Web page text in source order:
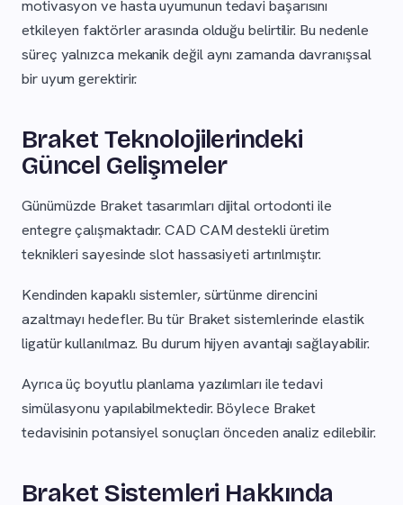
motivasyon ve hasta uyumunun tedavi başarısını
etkileyen faktörler arasında olduğu belirtilir. Bu nedenle
süreç yalnızca mekanik değil aynı zamanda davranışsal
bir uyum gerektirir.
Braket Teknolojilerindeki
Güncel Gelişmeler
Günümüzde Braket tasarımları dijital ortodonti ile
entegre çalışmaktadır. CAD CAM destekli üretim
teknikleri sayesinde slot hassasiyeti artırılmıştır.
Kendinden kapaklı sistemler, sürtünme direncini
azaltmayı hedefler. Bu tür Braket sistemlerinde elastik
ligatür kullanılmaz. Bu durum hijyen avantajı sağlayabilir.
Ayrıca üç boyutlu planlama yazılımları ile tedavi
simülasyonu yapılabilmektedir. Böylece Braket
tedavisinin potansiyel sonuçları önceden analiz edilebilir.
Braket Sistemleri Hakkında